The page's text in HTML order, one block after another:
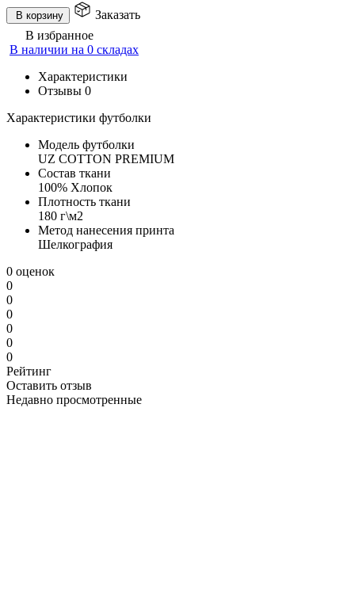
В корзину
Заказать
В избранное
В наличии на 0 складах
Характеристики
Отзывы 0
Характеристики футболки
Модель футболки
UZ COTTON PREMIUM
Состав ткани
100% Хлопок
Плотность ткани
180 г\м2
Метод нанесения принта
Шелкография
0 оценок
0
0
0
0
0
0
Рейтинг
Оставить отзыв
Недавно просмотренные